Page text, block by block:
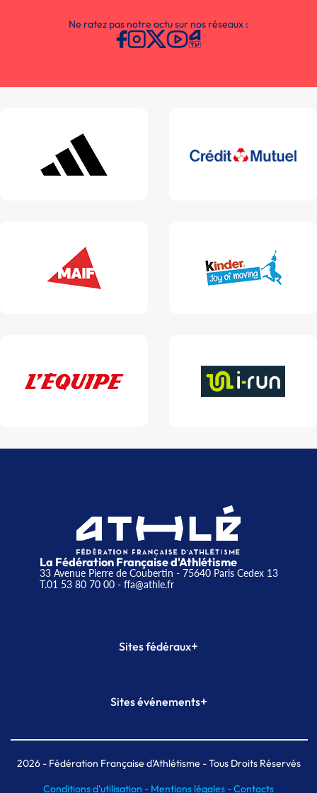
Ne ratez pas notre actu sur nos réseaux :
La Fédération Française d'Athlétisme
33 Avenue Pierre de Coubertin - 75640 Paris Cedex 13
T.01 53 80 70 00- ffa@athle.fr
Sites fédéraux+
Plateforme Formation
Sites événements+
Meeting de Paris indoor
MAIF Ekiden de Paris
2026- Fédération Française d'Athlétisme - Tous Droits Réservés
Conditions d'utilisation - Mentions légales -Contacts